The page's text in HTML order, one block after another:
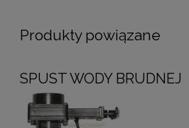
Produkty powiązane
SPUST WODY BRUDNEJ